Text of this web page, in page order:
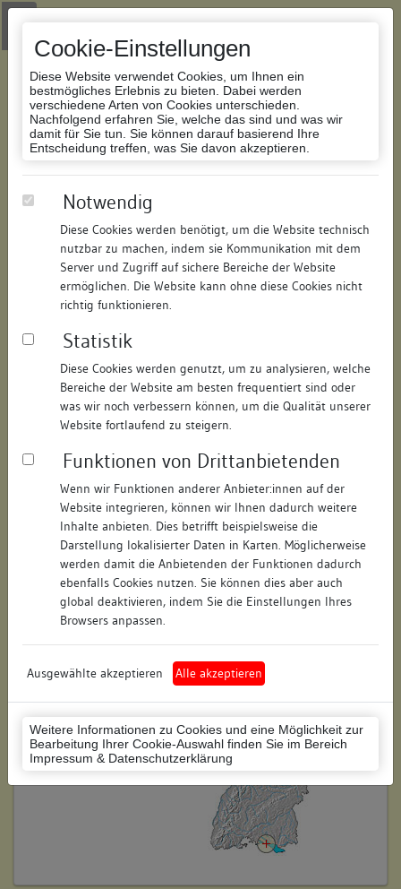
Cookie-Einstellungen
Diese Website verwendet Cookies, um Ihnen ein
bestmögliches Erlebnis zu bieten. Dabei werden
verschiedene Arten von Cookies unterschieden.
Nachfolgend erfahren Sie, welche das sind und was wir
damit für Sie tun. Sie können darauf basierend Ihre
Entscheidung treffen, was Sie davon akzeptieren.
Notwendig
Diese Cookies werden benötigt, um die Website technisch
nutzbar zu machen, indem sie Kommunikation mit dem
Server und Zugriff auf sichere Bereiche der Website
ermöglichen. Die Website kann ohne diese Cookies nicht
richtig funktionieren.
Statistik
Diese Cookies werden genutzt, um zu analysieren, welche
Bereiche der Website am besten frequentiert sind oder
was wir noch verbessern können, um die Qualität unserer
Website fortlaufend zu steigern.
Funktionen von Drittanbietenden
Wenn wir Funktionen anderer Anbieter:innen auf der
Website integrieren, können wir Ihnen dadurch weitere
Inhalte anbieten. Dies betrifft beispielsweise die
Darstellung lokalisierter Daten in Karten. Möglicherweise
werden damit die Anbietenden der Funktionen dadurch
ebenfalls Cookies nutzen. Sie können dies aber auch
global deaktivieren, indem Sie die Einstellungen Ihres
Browsers anpassen.
Ausgewählte akzeptieren Alle akzeptieren
Weitere Informationen zu Cookies und eine Möglichkeit zur
Bearbeitung Ihrer Cookie-Auswahl finden Sie im Bereich
Impressum & Datenschutzerklärung
Zur Navigation springen
Zum Inhalt der Website springen
Datenbank Bauforschung/Restaurierung
151316049143/Datum:26.06.2008
Datenbestand:
Bauforschung
Als PDF herunterladen:
Objektdaten
Straße: Hofhalde
Hausnummer: 9
Postleitzahl: 78462
Stadt-Teilort: Konstanz
Regierungsbezirk: Freiburg
Konstanz (Landkreis)
Wohnplatzschlüssel: 8335043012
Flurstücknummer: 228
Historischer Straßenname: keiner
Lage des Wohnplatzes: